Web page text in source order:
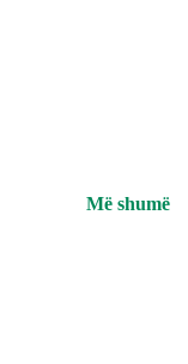
Më shumë